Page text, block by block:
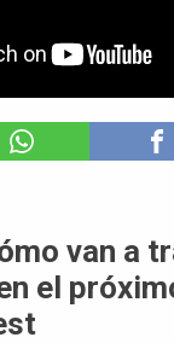
van a
el